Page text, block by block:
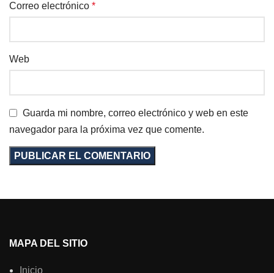
Correo electrónico *
Web
Guarda mi nombre, correo electrónico y web en este
navegador para la próxima vez que comente.
MAPA DEL SITIO
Inicio